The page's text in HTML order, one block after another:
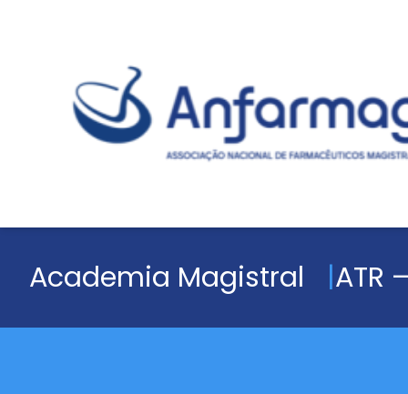
Academia Magistral ATR